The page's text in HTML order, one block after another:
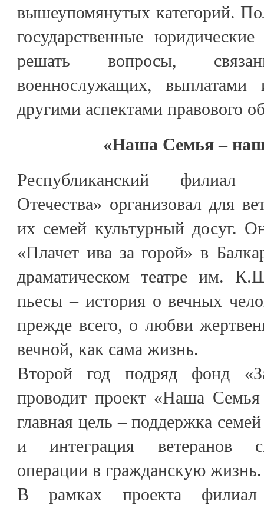
вышеупомянутых категорий.
государственные
решать вопросы,
военнослужащих,
другими аспектами правового
«Наша Семья –
Республиканский
Отечества» организовал для
их семей культурный досуг.
«Плачет ива за горой» в
драматическом театре им.
пьесы – история о вечных
прежде всего, о любви
вечной, как сама жизнь.
Второй год подряд фонд
проводит проект «Наша
главная цель – поддержка
и интеграция ветеранов
операции в гражданскую жизнь.
В рамках проекта